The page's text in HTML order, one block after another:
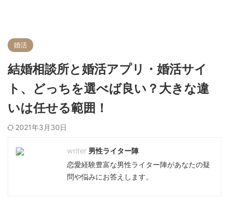
婚活
結婚相談所と婚活アプリ・婚活サイ
ト、どっちを選べば良い？大きな違
いは任せる範囲！
2021年3月30日
男性ライター陣
恋愛経験豊富な男性ライター陣があなたの疑
問や悩みにお答えします。